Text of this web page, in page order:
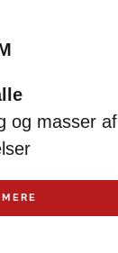
og masser af